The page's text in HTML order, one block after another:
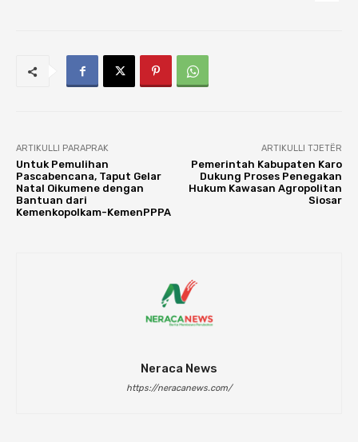
ARTIKULLI PARAPRAK
Untuk Pemulihan
Pascabencana, Taput Gelar
Natal Oikumene dengan
Bantuan dari
Kemenkopolkam-KemenPPPA
ARTIKULLI TJETËR
Pemerintah Kabupaten Karo
Dukung Proses Penegakan
Hukum Kawasan Agropolitan
Siosar
Neraca News
https://neracanews.com/